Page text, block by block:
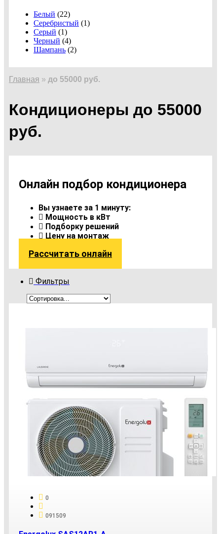
Белый (22)
Серебристый (1)
Серый (1)
Черный (4)
Шампань (2)
Главная » до 55000 руб.
Кондиционеры до 55000
руб.
Онлайн подбор кондиционера
Вы узнаете за 1 минуту:
Мощность в кВт
Подборку решений
Цену на монтаж
Рассчитать онлайн
Фильтры
0
091509